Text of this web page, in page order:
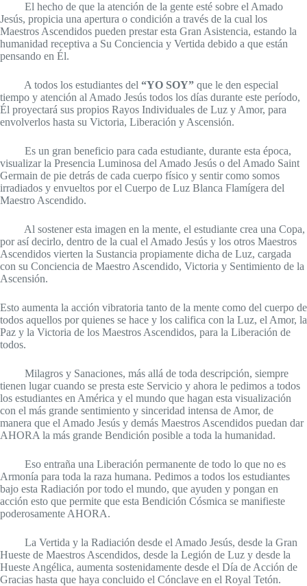
El hecho de que la atención de la gente esté sobre el Amado
Jesús, propicia una apertura o condición a través de la cual los
Maestros Ascendidos pueden prestar esta Gran Asistencia, estando la
humanidad receptiva a Su Conciencia y Vertida debido a que están
pensando en Él.
A todos los estudiantes del “YO SOY” que le den especial
tiempo y atención al Amado Jesús todos los días durante este período,
Él proyectará sus propios Rayos Individuales de Luz y Amor, para
envolverlos hasta su Victoria, Liberación y Ascensión.
Es un gran beneficio para cada estudiante, durante esta época,
visualizar la Presencia Luminosa del Amado Jesús o del Amado Saint
Germain de pie detrás de cada cuerpo físico y sentir como somos
irradiados y envueltos por el Cuerpo de Luz Blanca Flamígera del
Maestro Ascendido.
Al sostener esta imagen en la mente, el estudiante crea una Copa,
por así decirlo, dentro de la cual el Amado Jesús y los otros Maestros
Ascendidos vierten la Sustancia propiamente dicha de Luz, cargada
con su Conciencia de Maestro Ascendido, Victoria y Sentimiento de la
Ascensión.
Esto aumenta la acción vibratoria tanto de la mente como del cuerpo de
todos aquellos por quienes se hace y los califica con la Luz, el Amor, la
Paz y la Victoria de los Maestros Ascendidos, para la Liberación de
todos.
Milagros y Sanaciones, más allá de toda descripción, siempre
tienen lugar cuando se presta este Servicio y ahora le pedimos a todos
los estudiantes en América y el mundo que hagan esta visualización
con el más grande sentimiento y sinceridad intensa de Amor, de
manera que el Amado Jesús y demás Maestros Ascendidos puedan dar
AHORA la más grande Bendición posible a toda la humanidad.
Eso entraña una Liberación permanente de todo lo que no es
Armonía para toda la raza humana. Pedimos a todos los estudiantes
bajo esta Radiación por todo el mundo, que ayuden y pongan en
acción esto que permite que esta Bendición Cósmica se manifieste
poderosamente AHORA.
La Vertida y la Radiación desde el Amado Jesús, desde la Gran
Hueste de Maestros Ascendidos, desde la Legión de Luz y desde la
Hueste Angélica, aumenta sostenidamente desde el Día de Acción de
Gracias hasta que haya concluido el Cónclave en el Royal Tetón.